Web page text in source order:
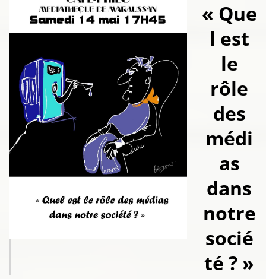
« Que
l est
le
rôle
des
médi
as
dans
notre
socié
té ? »